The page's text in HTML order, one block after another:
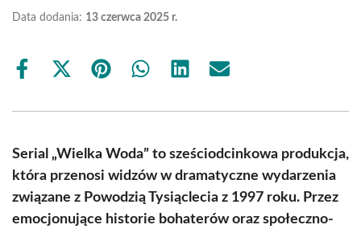
Data dodania: 13 czerwca 2025 r.
Share
Share
(Twitter)
Share Share Share Share
Serial „Wielka Woda” to sześciodcinkowa produkcja,
która przenosi widzów w dramatyczne wydarzenia
związane z Powodzią Tysiąclecia z 1997 roku. Przez
emocjonujące historie bohaterów oraz społeczno-